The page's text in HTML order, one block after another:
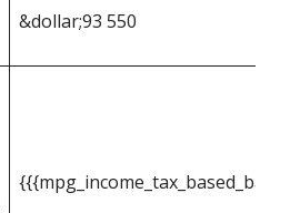
&dollar;93 550